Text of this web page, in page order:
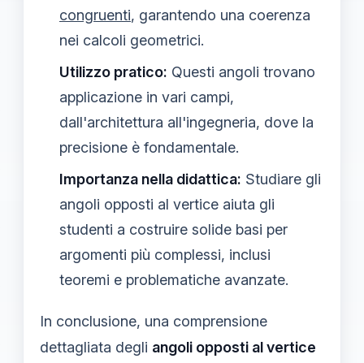
congruenti, garantendo una coerenza
nei calcoli geometrici.
Utilizzo pratico: Questi angoli trovano
applicazione in vari campi,
dall'architettura all'ingegneria, dove la
precisione è fondamentale.
Importanza nella didattica: Studiare gli
angoli opposti al vertice aiuta gli
studenti a costruire solide basi per
argomenti più complessi, inclusi
teoremi e problematiche avanzate.
In conclusione, una comprensione
dettagliata degli angoli opposti al vertice